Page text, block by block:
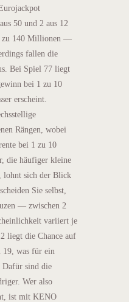
50 und 2 aus 12
zu 140 Millionen —
fallen die
Bei Spiel 77 liegt
bei 1 zu 10
erscheint.
Rängen, wobei
bei 1 zu 10
die häufiger kleine
lohnt sich der Blick
Sie selbst,
— zwischen 2
variiert je
liegt die Chance auf
19, was für ein
Dafür sind die
Wer also
ist mit KENO